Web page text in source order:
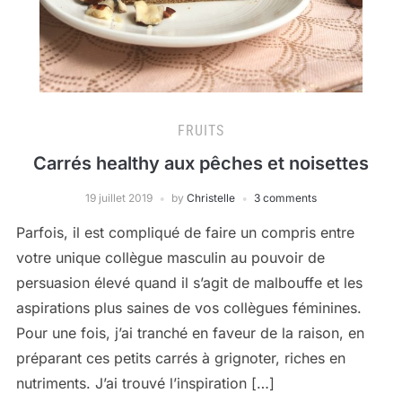
FRUITS
Carrés healthy aux pêches et noisettes
19 juillet 2019 by Christelle 3 comments
Parfois, il est compliqué de faire un compris entre
votre unique collègue masculin au pouvoir de
persuasion élevé quand il s’agit de malbouffe et les
aspirations plus saines de vos collègues féminines.
Pour une fois, j’ai tranché en faveur de la raison, en
préparant ces petits carrés à grignoter, riches en
nutriments. J’ai trouvé l’inspiration […]